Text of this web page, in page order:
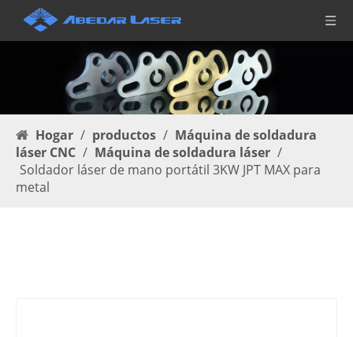
Hogar / productos / Máquina de soldadura
láser CNC / Máquina de soldadura láser /
Soldador láser de mano portátil 3KW JPT MAX para
metal